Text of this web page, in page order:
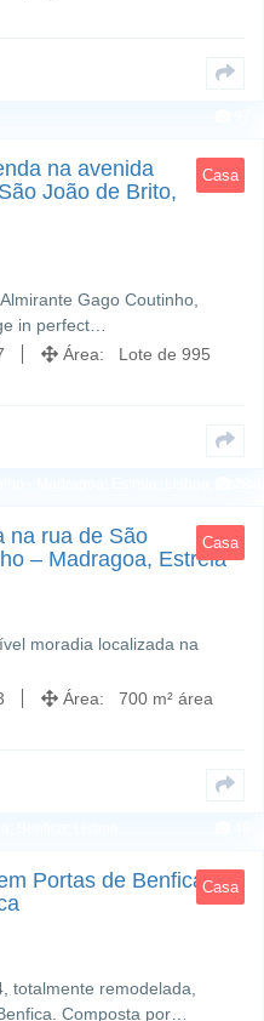
Casa
na avenida
João de Brito,
Gago Coutinho,
in perfect…
Área: Lote de 995
Casa
na rua de São
– Madragoa, Estrela
moradia localizada na
Área: 700 m² área
Casa
Portas de Benfica –
totalmente remodelada,
Composta por…